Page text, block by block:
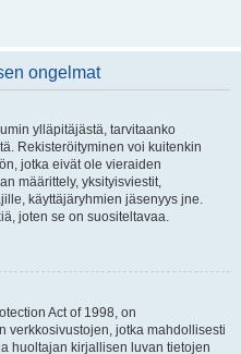
ongelmat
ylläpitäjästä, tarvitaanko
Rekisteröityminen voi kuitenkin
jotka eivät ole vieraiden
määrittely, yksityisviestit,
käyttäjäryhmien jäsenyys jne.
joten se on suositeltavaa.
Act of 1998, on
verkkosivustojen, jotka mahdollisesti
huoltajan kirjallisen luvan tietojen